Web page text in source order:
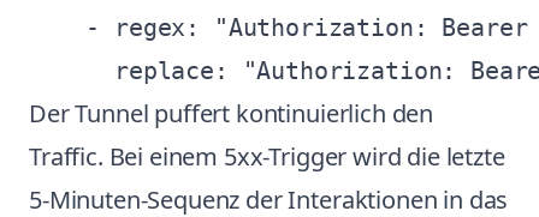
- regex: "Authorization: Bearer
Der Tunnel puffert kontinuierlich den
Traffic. Bei einem 5xx-Trigger wird die letzte
5-Minuten-Sequenz der Interaktionen in das